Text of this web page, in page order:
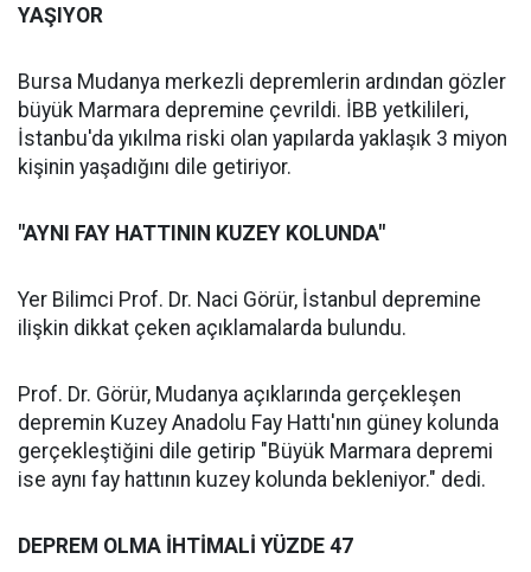
YAŞIYOR
Bursa Mudanya merkezli depremlerin ardından gözler
büyük Marmara depremine çevrildi. İBB yetkilileri,
İstanbu'da yıkılma riski olan yapılarda yaklaşık 3 miyon
kişinin yaşadığını dile getiriyor.
"AYNI FAY HATTININ KUZEY KOLUNDA"
Yer Bilimci Prof. Dr. Naci Görür, İstanbul depremine
ilişkin dikkat çeken açıklamalarda bulundu.
Prof. Dr. Görür, Mudanya açıklarında gerçekleşen
depremin Kuzey Anadolu Fay Hattı'nın güney kolunda
gerçekleştiğini dile getirip "Büyük Marmara depremi
ise aynı fay hattının kuzey kolunda bekleniyor." dedi.
DEPREM OLMA İHTİMALİ YÜZDE 47